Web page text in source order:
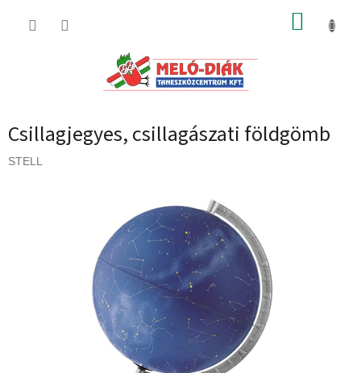
KOSÁR
Csillagjegyes, csillagászati földgömb
STELL